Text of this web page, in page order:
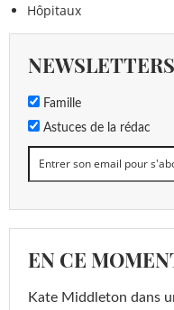
Hôpitaux
NEWSLETTERS
Famille
Astuces de la rédac
EN CE
Kate Middleton dans